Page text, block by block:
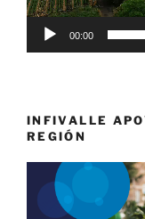
00:00
INFIVALLE
REGIÓN